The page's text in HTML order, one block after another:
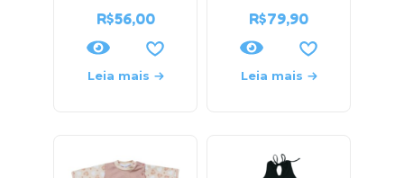
R$56,00
Leia mais
R$79,90
Leia mais